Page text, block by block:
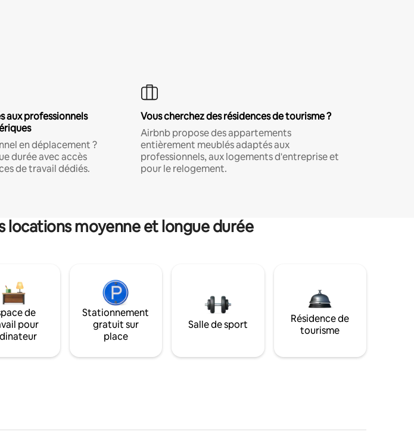
aux professionnels
en déplacement ?
durée avec accès
de travail dédiés.
Vous cherchez des résidences de tourisme ?
Airbnb propose des appartements
entièrement meublés adaptés aux
professionnels, aux logements d'entreprise et
pour le relogement.
locations moyenne et longue durée
de
pour
Stationnement
gratuit sur
place
Salle de sport
Résidence de
tourisme